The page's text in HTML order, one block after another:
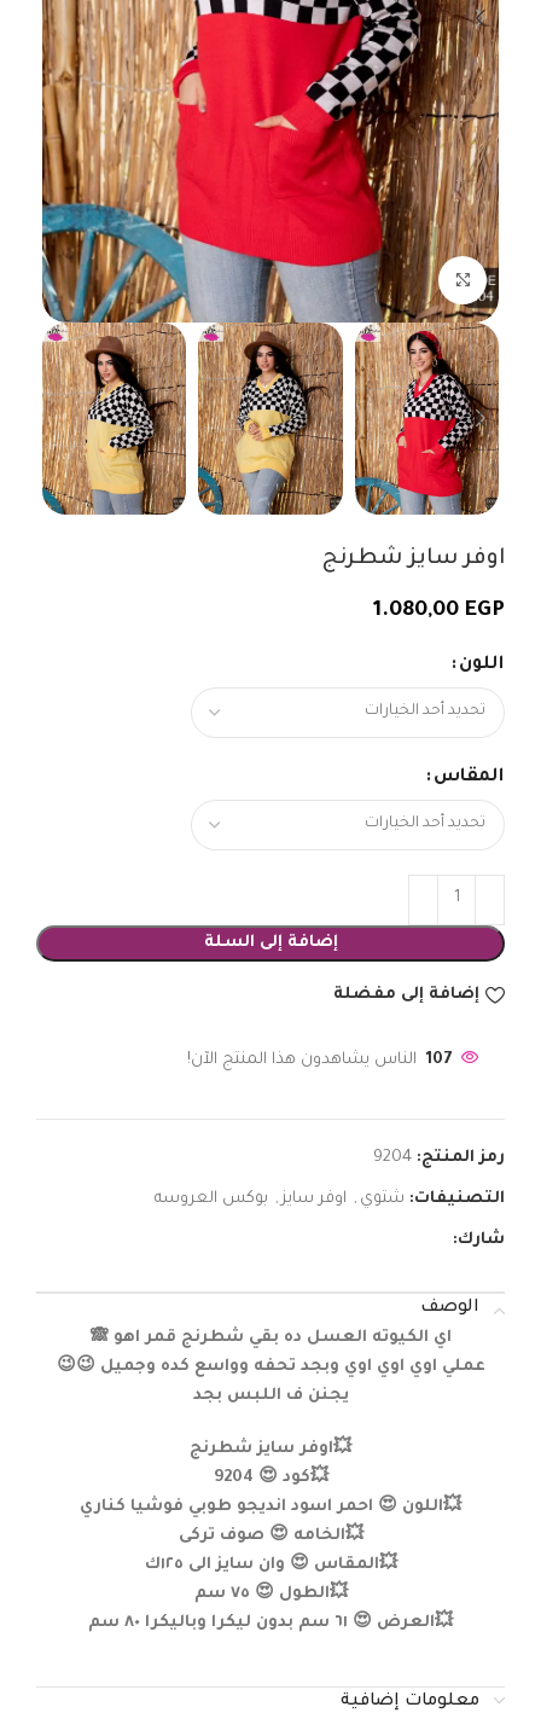
اضغط للتكبير
اوفر سايز شطرنج
1.080,00 EGP
اللون
المقاس
إضافة إلى السلة
إضافة إلى مفضلة
107 الناس يشاهدون هذا المنتج الآن!
رمز المنتج: 9204
التصنيفات: شتوي , اوفر سايز , بوكس العروسه
شارك:
الوصف
اي الكيوته العسل ده بقي شطرنج قمر اهو 🙈
عملي اوي اوي اوي وبجد تحفه وواسع كده وجميل 😉😉
يجنن ف اللبس بجد
💥اوفر سايز شطرنج
💥كود 😍 9204
💥اللون 😍 احمر اسود انديجو طوبي فوشيا كناري
💥الخامه 😍 صوف تركى
💥المقاس 😍 وان سايز الى ١٢٥ك
💥الطول 😍 ٧٥ سم
💥العرض 😍 ٦١ سم بدون ليكرا وباليكرا ٨٠ سم
معلومات إضافية